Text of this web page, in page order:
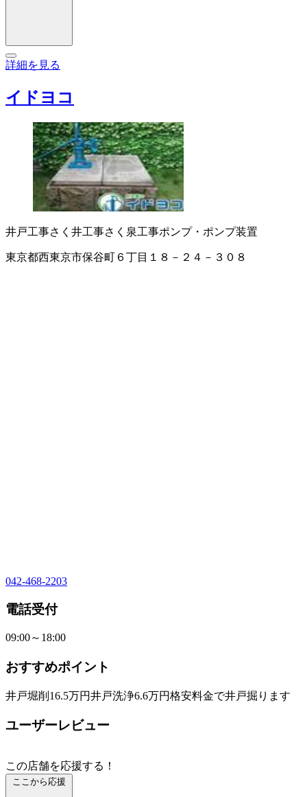
詳細を見る
イドヨコ
井戸工事さく井工事さく泉工事ポンプ・ポンプ装置
東京都西東京市保谷町６丁目１８－２４－３０８
042-468-2203
電話受付
09:00～18:00
おすすめポイント
井戸堀削16.5万円井戸洗浄6.6万円格安料金で井戸掘ります
ユーザーレビュー
この店舗を応援する！
ここから応援